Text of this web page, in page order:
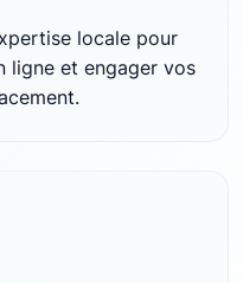
locale pour
ligne et engager vos